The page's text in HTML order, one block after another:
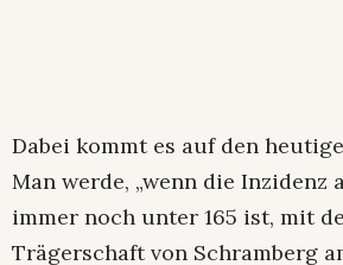
Dabei kommt es auf den
Man werde, „wenn die Inzidenz
immer noch unter 165 ist, mit
Trägerschaft von Schramberg